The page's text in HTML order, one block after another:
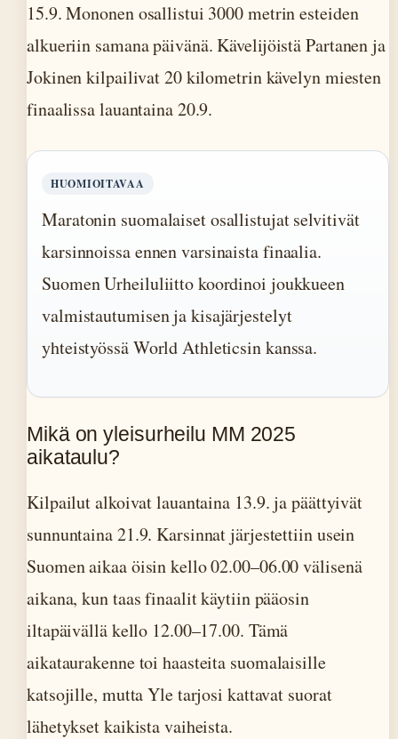
15.9. Mononen osallistui 3000 metrin esteiden
alkueriin samana päivänä. Kävelijöistä Partanen ja
Jokinen kilpailivat 20 kilometrin kävelyn miesten
finaalissa lauantaina 20.9.
HUOMIOITAVAA
Maratonin suomalaiset osallistujat selvitivät
karsinnoissa ennen varsinaista finaalia.
Suomen Urheiluliitto koordinoi joukkueen
valmistautumisen ja kisajärjestelyt
yhteistyössä World Athleticsin kanssa.
Mikä on yleisurheilu MM 2025
aikataulu?
Kilpailut alkoivat lauantaina 13.9. ja päättyivät
sunnuntaina 21.9. Karsinnat järjestettiin usein
Suomen aikaa öisin kello 02.00–06.00 välisenä
aikana, kun taas finaalit käytiin pääosin
iltapäivällä kello 12.00–17.00. Tämä
aikataurakenne toi haasteita suomalaisille
katsojille, mutta Yle tarjosi kattavat suorat
lähetykset kaikista vaiheista.